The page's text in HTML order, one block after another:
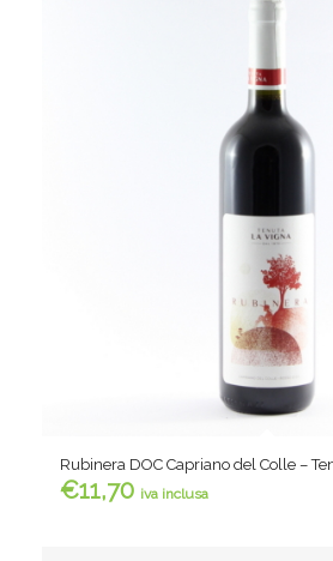
Rubinera DOC Capriano del Colle –
€11,70 iva inclusa